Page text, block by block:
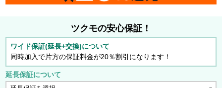
ツクモの安心保証！
ワイド保証(延長+交換)について
同時加入で片方の保証料金が20％割引になります！
延長保証について